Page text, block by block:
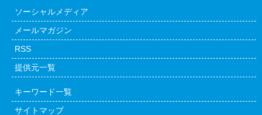
ソーシャルメディア
メールマガジン
RSS
提供元一覧
キーワード一覧
サイトマップ